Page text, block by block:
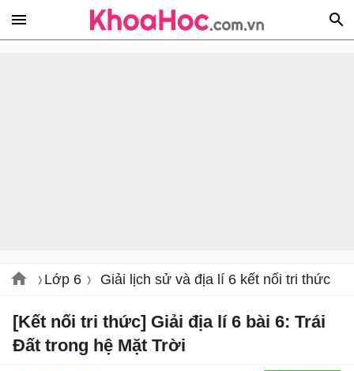
Lớp 6 Giải lịch sử và địa lí 6 kết nối tri thức
[Kết nối tri thức] Giải địa lí 6 bài 6: Trái
Đất trong hệ Mặt Trời